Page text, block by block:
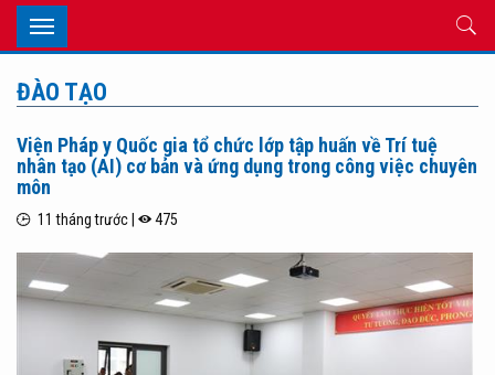
Toggle
navigation
ĐÀO TẠO
Viện Pháp y Quốc gia tổ chức lớp tập huấn về Trí tuệ
nhân tạo (AI) cơ bản và ứng dụng trong công việc chuyên
môn
11 tháng trước | 475